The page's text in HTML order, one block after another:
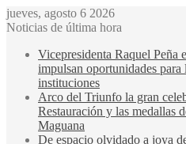
jueves, agosto 6 2026
Noticias de última hora
Vicepresidenta Raquel Peña
impulsan oportunidades
instituciones
Arco del Triunfo la gran
Restauración y las medallas
Maguana
De espacio olvidado a joya